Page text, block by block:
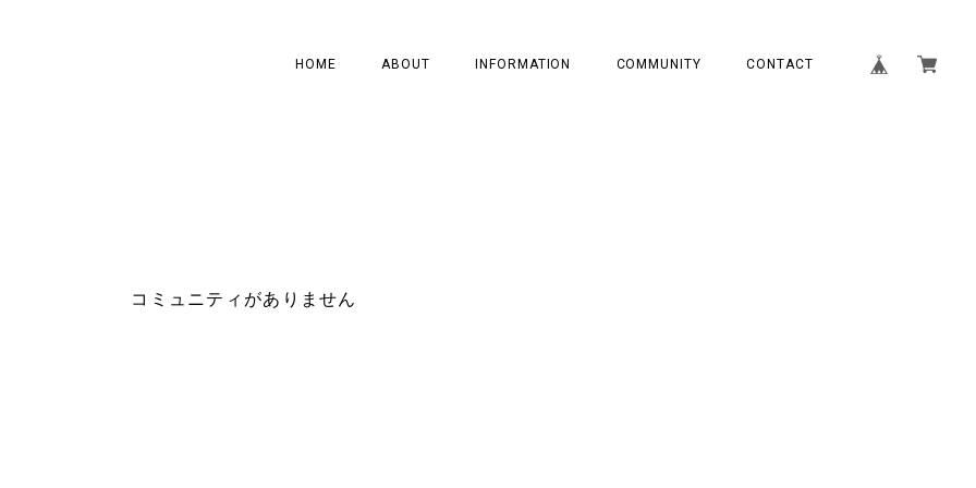
HOME ABOUT INFORMATION COMMUNITY CONTACT
コミュニティがありません